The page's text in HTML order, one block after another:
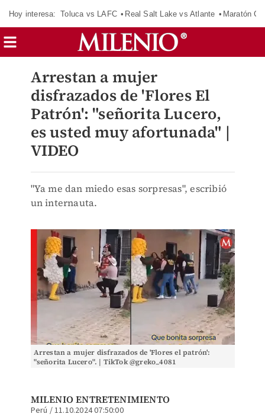
Hoy interesa: Toluca vs LAFC Real Salt Lake vs Atlante Maratón
Arrestan a mujer
disfrazados de 'Flores El
Patrón': "señorita Lucero,
es usted muy afortunada" |
VIDEO
"Ya me dan miedo esas sorpresas", escribió
un internauta.
Arrestan a mujer disfrazados de 'Flores el patrón':
"señorita Lucero". | TikTok @greko_4081
MILENIO ENTRETENIMIENTO
Perú /11.10.2024 07:50:00